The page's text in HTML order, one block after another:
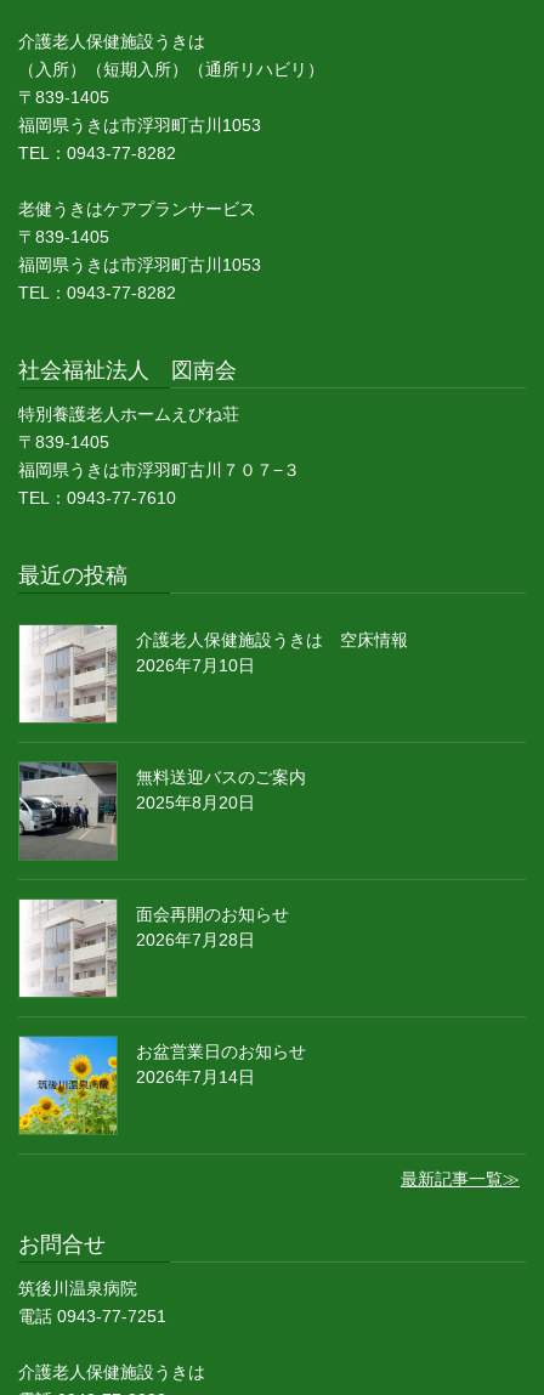
介護老人保健施設うきは
（入所）（短期入所）（通所リハビリ）
〒839-1405
福岡県うきは市浮羽町古川1053
TEL：0943-77-8282
老健うきはケアプランサービス
〒839-1405
福岡県うきは市浮羽町古川1053
TEL：0943-77-8282
社会福祉法人 図南会
特別養護老人ホームえびね荘
〒839-1405
福岡県うきは市浮羽町古川７０７−３
TEL：0943-77-7610
最近の投稿
介護老人保健施設うきは 空床情報
2026年7月10日
無料送迎バスのご案内
2025年8月20日
面会再開のお知らせ
2026年7月28日
お盆営業日のお知らせ
2026年7月14日
最新記事一覧≫
お問合せ
筑後川温泉病院
電話 0943-77-7251
介護老人保健施設うきは